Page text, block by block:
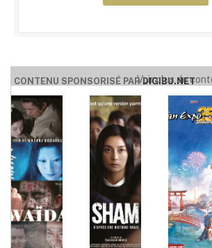
CONTENU SPONSORISÉ PARDIGIBU.NET
Voir plus de